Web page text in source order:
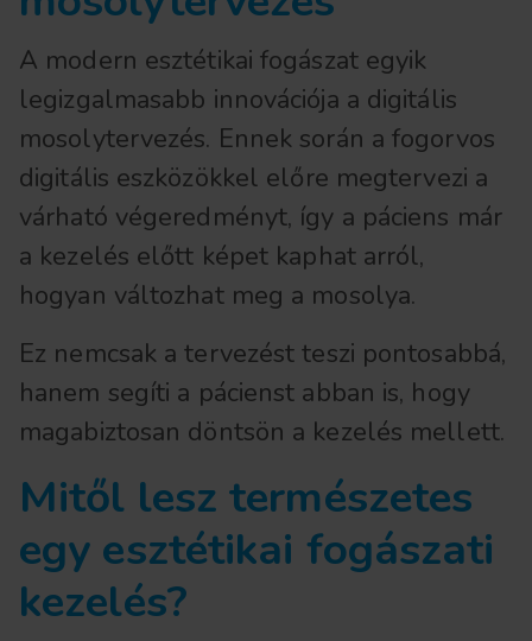
A modern esztétikai fogászat egyik
legizgalmasabb innovációja a digitális
mosolytervezés. Ennek során a fogorvos
digitális eszközökkel előre megtervezi a
várható végeredményt, így a páciens már
a kezelés előtt képet kaphat arról,
hogyan változhat meg a mosolya.
Ez nemcsak a tervezést teszi pontosabbá,
hanem segíti a pácienst abban is, hogy
magabiztosan döntsön a kezelés mellett.
Mitől lesz természetes
egy esztétikai fogászati
kezelés?